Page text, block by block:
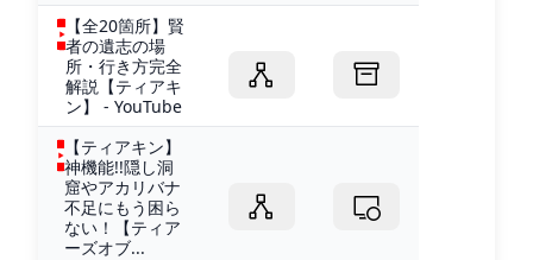
【全20箇所】賢
者の遺志の場
所・行き方完全
解説【ティアキ
ン】 - YouTube
【ティアキン】
神機能!!隠し洞
窟やアカリバナ
不足にもう困ら
ない！【ティア
ーズオブ...